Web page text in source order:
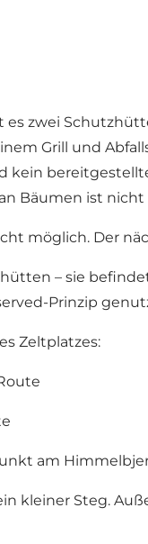
zwei
Grill und
kein
Bäumen ist nicht
möglich. Der
– sie
Prinzip
Zeltplatzes:
am
kleiner Steg.